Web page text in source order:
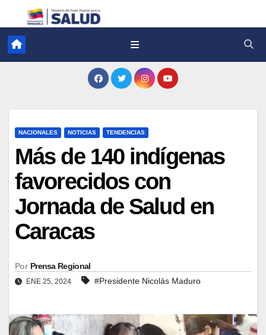
NACIONALES NOTICIAS TENDENCIAS
Más de 140 indígenas
favorecidos con
Jornada de Salud en
Caracas
Por Prensa Regional
ENE 25, 2024 #Presidente Nicolás Maduro